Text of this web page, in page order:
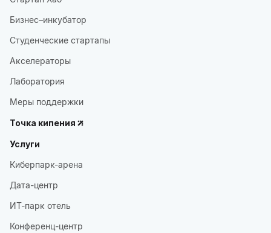
Бизнес–инкубатор
Студенческие стартапы
Акселераторы
Лаборатория
Меры поддержки
Точка кипения
Услуги
Киберпарк-арена
Дата-центр
ИТ-парк отель
Конференц-центр